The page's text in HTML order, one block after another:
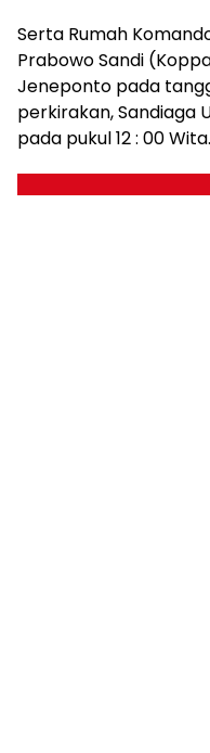
Serta Rumah
Prabowo Sandi
Jeneponto pada
perkirakan, Sandiaga
pada pukul 12 : 00 Wita.